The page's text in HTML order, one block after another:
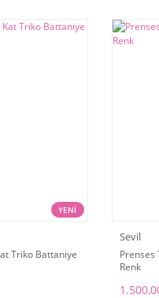
YENİ
Triko Battaniye
Sevil
Prenses
Renk